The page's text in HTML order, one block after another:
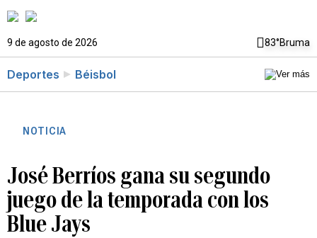
9 de agosto de 2026 83°Bruma
Deportes Béisbol
NOTICIA
José Berríos gana su segundo
juego de la temporada con los
Blue Jays